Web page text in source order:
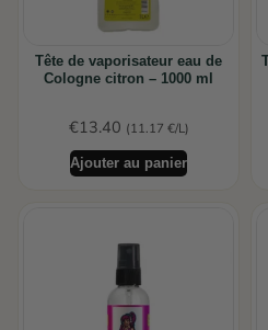
Tête de vaporisateur eau de
Cologne citron – 1000 ml
€13.40 (11.17 €/L)
Ajouter au panier